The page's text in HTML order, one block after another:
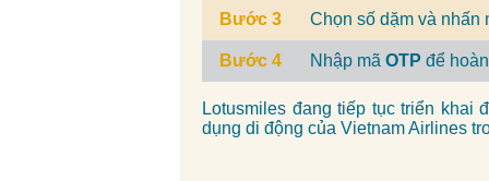
Bước 3 Chọn số dặm và nhấn
Bước 4 Nhập mã OTP để
Lotusmiles đang tiếp tục triển
dụng di động của Vietnam Airlines